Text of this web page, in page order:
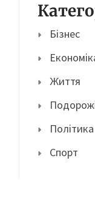
Бізнес
Життя
Політика
Спорт